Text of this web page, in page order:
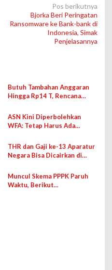
Pos berikutnya
Bjorka Beri Peringatan
Ransomware ke Bank-bank di
Indonesia, Simak
Penjelasannya
Butuh Tambahan Anggaran
Hingga Rp14 T, Rencana
Belum Pasti
ASN Kini Diperbolehkan
WFA: Tetap Harus Ada
THR dan Gaji ke-13 Aparatur
Negara Bisa Dicairkan di
Muncul Skema PPPK Paruh
Waktu, Berikut